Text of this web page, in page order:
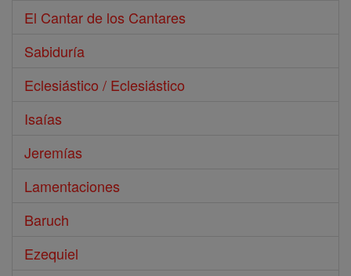
El Cantar de los Cantares
Sabiduría
Eclesiástico / Eclesiástico
Isaías
Jeremías
Lamentaciones
Baruch
Ezequiel